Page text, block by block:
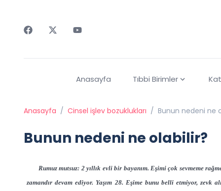
Anasayfa Tıbbi Birimler
Anasayfa / Cinsel işlev bozuklukları / Bunun nedeni ne
Bunun nedeni ne olabilir?
Rumuz mutsuz: 2 yıllık evli bir bayanım. Eşimi çok sevmeme
zamandır devam ediyor. Yaşım 28. Eşime bunu belli etmiyor, zevk